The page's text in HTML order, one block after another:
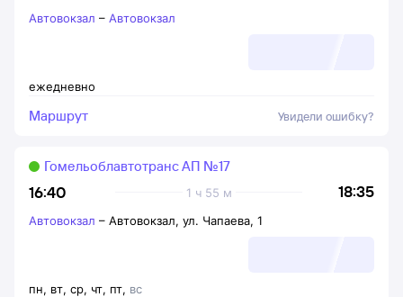
ежедневно
Автовокзал – Автовокзал
Маршрут Увидели ошибку?
16:40 18:35
1 ч 55 м
Гомельоблавтотранс АП №17
пн, вт, ср, чт, пт, вс
Автовокзал – Автовокзал, ул. Чапаева, 1